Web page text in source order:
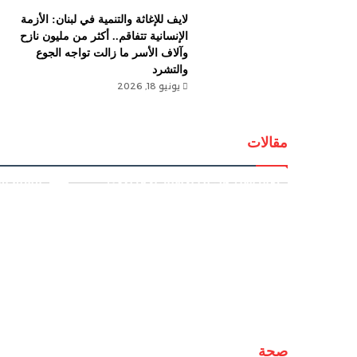
لايف للإغاثة والتنمية في لبنان: الأزمة
الإنسانية تتفاقم.. أكثر من مليون نازح
وآلاف الأسر ما زالت تواجه الجوع
والتشرد
يونيو 18, 2026
مقالات
ماذا تخفي واشنطن بعد إسقاط
طائراتها؟ هل بدأ الانهيار الأمريكي؟
الشيخ
صحة